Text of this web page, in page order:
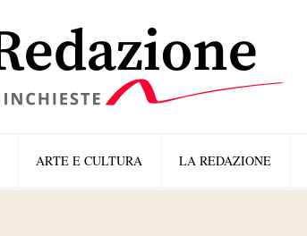
ARTE E CULTURA LA REDAZIONE